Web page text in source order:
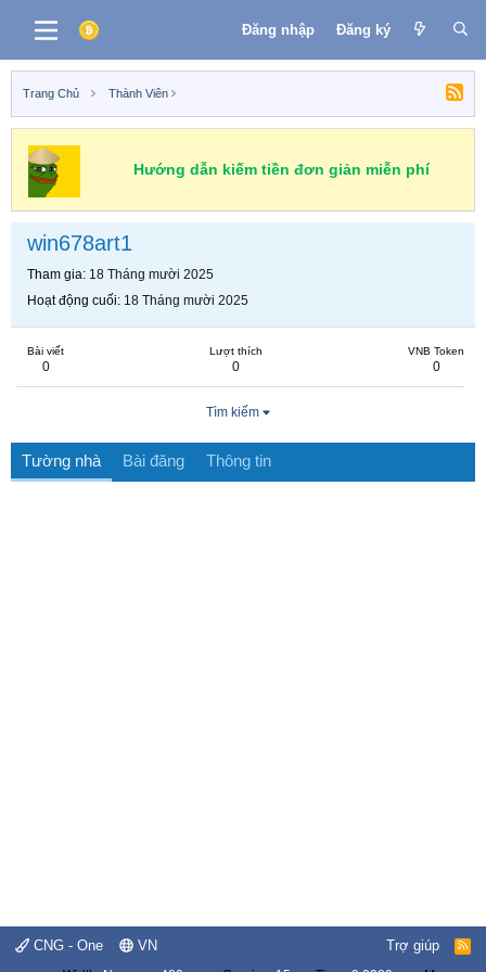
Đăng nhập Đăng ký
Trang Chủ Thành Viên
Hướng dẫn kiếm tiền đơn giản miễn phí
win678art1
Tham gia 18 Tháng mười 2025
Hoạt động cuối 18 Tháng mười 2025
Bài viết
0
Lượt thích
0
VNB Token
0
Tìm kiếm
Tường nhà Bài đăng Thông tin
CNG - One VN Trợ giúp
R